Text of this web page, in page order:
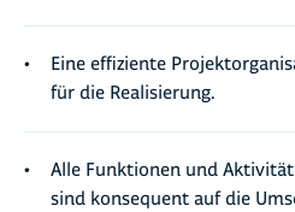
Eine effiziente
für die Realisierung.
Alle Funktionen und
sind konsequent auf die